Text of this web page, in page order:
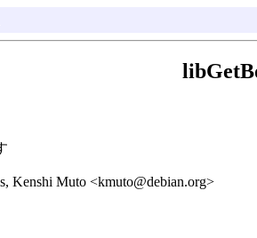
Kenshi Muto <kmuto@debian.org>